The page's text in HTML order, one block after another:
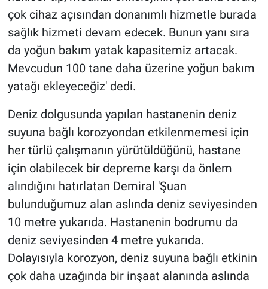
çok cihaz açısından donanımlı hizmetle burada
sağlık hizmeti devam edecek. Bunun yanı sıra
da yoğun bakım yatak kapasitemiz artacak.
Mevcudun 100 tane daha üzerine yoğun bakım
yatağı ekleyeceğiz' dedi.
Deniz dolgusunda yapılan hastanenin deniz
suyuna bağlı korozyondan etkilenmemesi için
her türlü çalışmanın yürütüldüğünü, hastane
için olabilecek bir depreme karşı da önlem
alındığını hatırlatan Demiral 'Şuan
bulunduğumuz alan aslında deniz seviyesinden
10 metre yukarıda. Hastanenin bodrumu da
deniz seviyesinden 4 metre yukarıda.
Dolayısıyla korozyon, deniz suyuna bağlı etkinin
çok daha uzağında bir inşaat alanında aslında